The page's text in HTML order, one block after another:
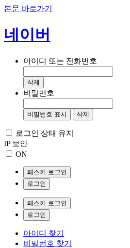
본문 바로가기
네이버
아이디 또는 전화번호
삭제
비밀번호
비밀번호 표시 삭제
로그인 상태 유지
IP 보안
ON
패스키 로그인
로그인
패스키 로그인
로그인
아이디 찾기
비밀번호 찾기